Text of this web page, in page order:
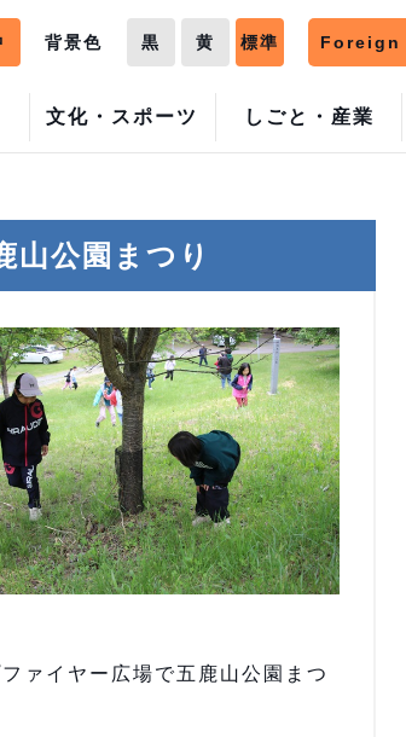
文化・スポーツ しごと・産業
背景色 黒 黄 標準 Foreign
山公園まつり
ァイヤー広場で五鹿山公園まつ